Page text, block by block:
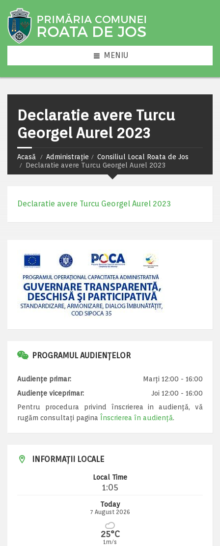
MENIU
Declaratie avere Turcu
Georgel Aurel 2023
Acasă Administrație
Consiliul Local Roata de Jos
Declaratie avere Turcu Georgel Aurel 2023
Declaratie avere Turcu Georgel Aurel 2023
PROGRAMUL AUDIENȚELOR
Audiențe primar:
Marți 12:00 - 16:00
Audiențe viceprimar:
Joi 12:00 - 16:00
Pentru procedura privind înscrierea in audiență, vă
rugăm consultați pagina Înscrierea în audiență.
INFORMAȚII LOCALE
Local Time
1:05
Today
7 August 2026
25°C
1m/s